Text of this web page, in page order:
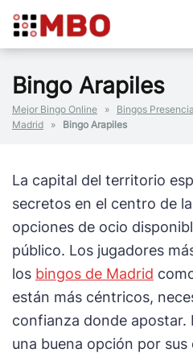
Bingo Arapiles
Mejor Bingo Online » Bingos
Madrid
» Bingo Arapiles
La capital del territorio
secretos en el centro de
opciones de ocio
público. Los jugadores
los bingos de Madrid
están más céntricos,
confianza donde apostar.
una buena opción por